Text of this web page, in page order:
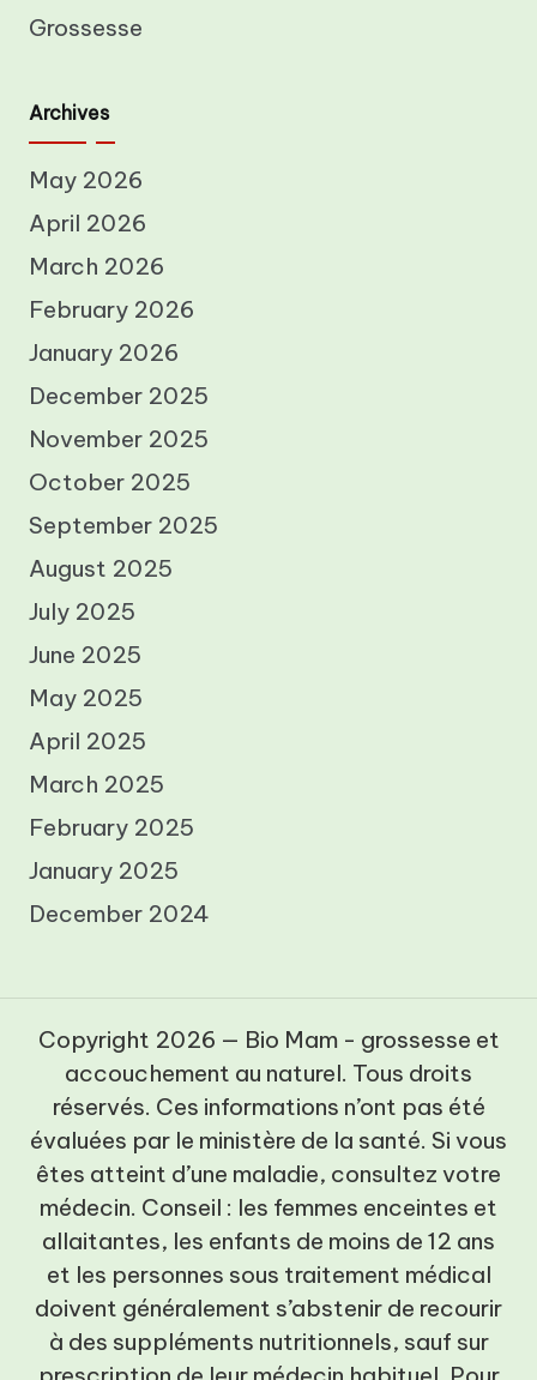
Grossesse
Archives
May 2026
April 2026
March 2026
February 2026
January 2026
December 2025
November 2025
October 2025
September 2025
August 2025
July 2025
June 2025
May 2025
April 2025
March 2025
February 2025
January 2025
December 2024
Copyright 2026 — Bio Mam - grossesse et
accouchement au naturel. Tous droits
réservés. Ces informations n’ont pas été
évaluées par le ministère de la santé. Si vous
êtes atteint d’une maladie, consultez votre
médecin. Conseil : les femmes enceintes et
allaitantes, les enfants de moins de 12 ans
et les personnes sous traitement médical
doivent généralement s’abstenir de recourir
à des suppléments nutritionnels, sauf sur